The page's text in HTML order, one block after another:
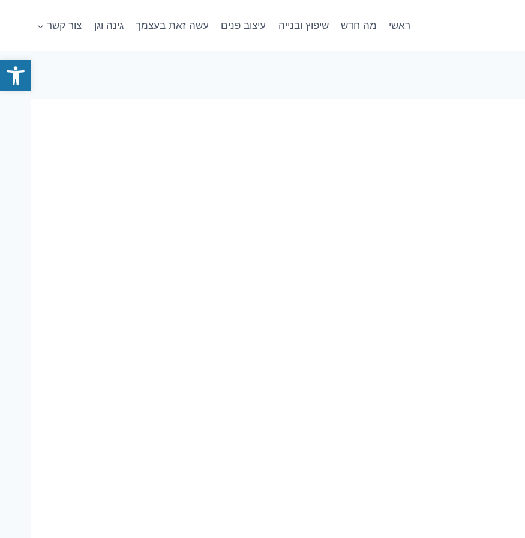
פתח
ראשי מה חדש שיפוץ ובנייה עיצוב פנים עשה זאת בעצמך גינה וגן צור קשר